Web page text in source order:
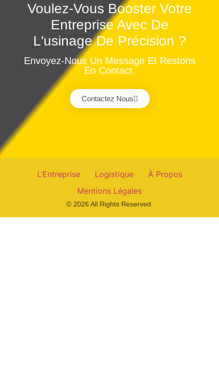
Voulez-Vous Booster Votre
Entreprise Avec De
L'usinage De Précision ?
Envoyez-Nous Un Message Et Restons
En Contact.
Contactez Nous
L’Entreprise Logistique
À Propos
Mentions Légales
© 2026 All Rights Reserved.